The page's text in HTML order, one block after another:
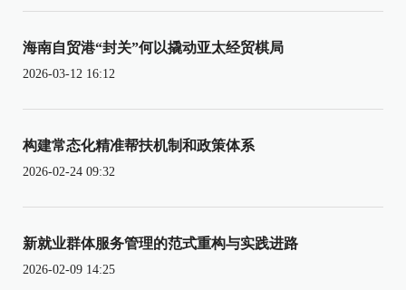
海南自贸港“封关”何以撬动亚太经贸棋局
2026-03-12 16:12
构建常态化精准帮扶机制和政策体系
2026-02-24 09:32
新就业群体服务管理的范式重构与实践进路
2026-02-09 14:25